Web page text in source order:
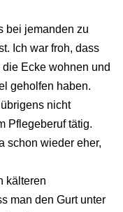
bei jemanden zu
Ich war froh, dass
Ecke wohnen und
geholfen haben.
nicht
Pflegeberuf tätig.
schon wieder eher,
kälteren
man den Gurt unter